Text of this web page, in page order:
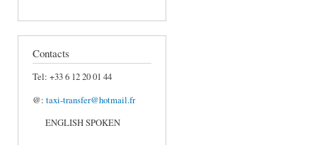
Contacts
Tel: +33 6 12 20 01 44
@: taxi-transfer@hotmail.fr
ENGLISH SPOKEN